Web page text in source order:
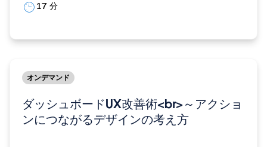
みんなで作ろう！」というプロジェクトを立ち上げ、コン
17 分
オンデマンド
ダッシュボードUX改善術<br>～アクショ
ンにつながるデザインの考え方